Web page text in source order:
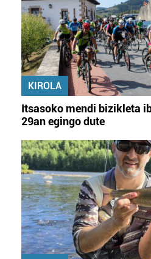
KIROLA
Itsasoko mendi bizikleta
29an egingo dute